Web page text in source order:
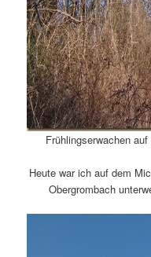
Frühlingserwachen
Heute war ich auf dem
Obergrombach